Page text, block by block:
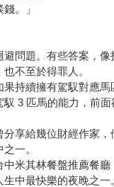
。」
避問題。有些答案，
不至於得罪人。
果持續擁有駕馭對應
3 匹馬的能力，前
分享給幾位財經作家
一。
米其林餐盤推薦餐廳
中最快樂的夜晚之一